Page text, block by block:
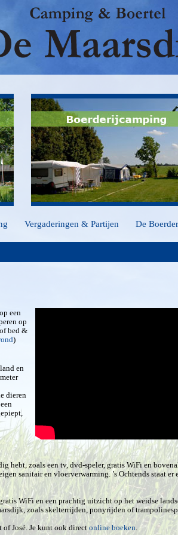
Vergaderingen & Partijen De
een
op
bed &
)
en
dieren
hebt, zoals een tv, dvd-speler, gratis WiFi en
sanitair en vloerverwarming. ’s Ochtends staat er
WiFi en een prachtig uitzicht op het weidse
zoals skelterrijden, ponyrijden of
of José. Je kunt ook direct online boeken.